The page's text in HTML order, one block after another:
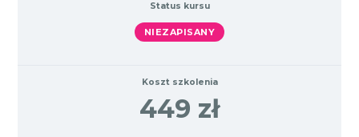
Status kursu
NIEZAPISANY
Koszt szkolenia
449 zł